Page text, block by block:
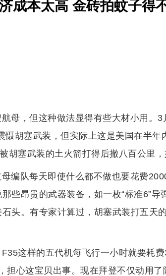
成本太高 金砖拍蚊子得
母，但这种做法显得有些大材小用。3
慑胡塞武装，但实际上这是美国在半年
胡塞武装的土火箭打得后撤八百公里，
编队每天即使什么都不做也要花费
些昂贵的武器装备，如一枚“标准6”导
头。有专家计算过，胡塞武装打五天
这样的五代机每飞行一小时就要耗
担心这宝贝出事。现在拜登不仅动用